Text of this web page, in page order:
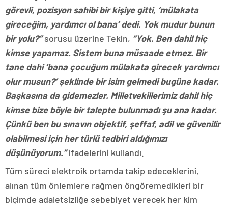
görevli, pozisyon sahibi bir kişiye gitti, ‘mülakata
gireceğim, yardımcı ol bana’ dedi. Yok mudur bunun
bir yolu?”sorusu üzerine Tekin, “Yok. Ben dahil hiç
kimse yapamaz. Sistem buna müsaade etmez. Bir
tane dahi ‘bana çocuğum mülakata girecek yardımcı
olur musun?’ şeklinde bir isim gelmedi bugüne kadar.
Başkasına da gidemezler. Milletvekillerimiz dahil hiç
kimse bize böyle bir talepte bulunmadı şu ana kadar.
Çünkü ben bu sınavın objektif, şeffaf, adil ve güvenilir
olabilmesi için her türlü tedbiri aldığımızı
düşünüyorum.”ifadelerini kullandı.
Tüm süreci elektroik ortamda takip edeceklerini,
alınan tüm önlemlere rağmen öngöremedikleri bir
biçimde adaletsizliğe sebebiyet verecek her kim